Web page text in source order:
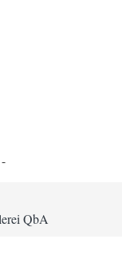
QbA
-